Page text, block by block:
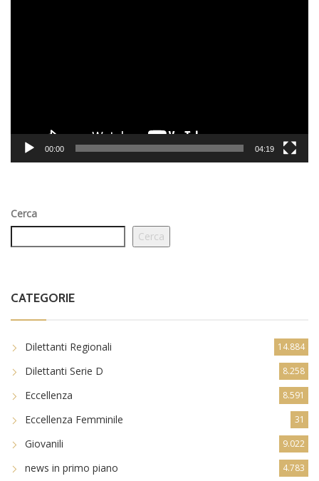
00:00 04:19
Cerca
Cerca
CATEGORIE
Dilettanti Regionali 14.884
Dilettanti Serie D 8.258
Eccellenza 8.591
Eccellenza Femminile 31
Giovanili 9.022
news in primo piano 4.783